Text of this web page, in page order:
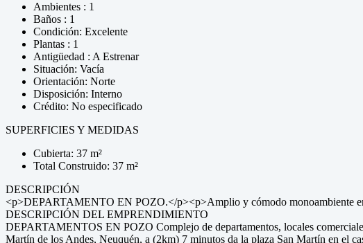
Ambientes : 1
Baños : 1
Condición: Excelente
Plantas : 1
Antigüedad : A Estrenar
Situación: Vacía
Orientación: Norte
Disposición: Interno
Crédito: No especificado
SUPERFICIES Y MEDIDAS
Cubierta: 37 m²
Total Construido: 37 m²
DESCRIPCIÓN
<p>DEPARTAMENTO EN POZO.</p><p>Amplio y cómodo monoambiente
DESCRIPCIÓN DEL EMPRENDIMIENTO
DEPARTAMENTOS EN POZO Complejo de departamentos, locales
Martín de los Andes, Neuquén, a (2km) 7 minutos da la plaza San Martín en el